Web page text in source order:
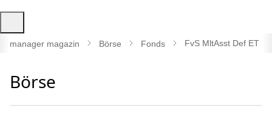
öffnen
manager magazin Börse Fonds FvS MltAsst Def ET